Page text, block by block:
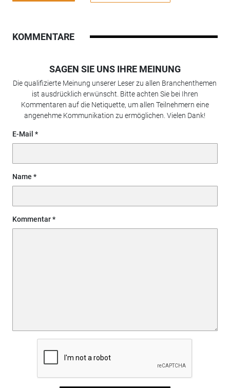
KOMMENTARE
SAGEN SIE UNS IHRE MEINUNG
Die qualifizierte Meinung unserer Leser zu allen Branchenthemen
ist ausdrücklich erwünscht. Bitte achten Sie bei Ihren
Kommentaren auf die Netiquette, um allen Teilnehmern eine
angenehme Kommunikation zu ermöglichen. Vielen Dank!
E-Mail
Name
Kommentar